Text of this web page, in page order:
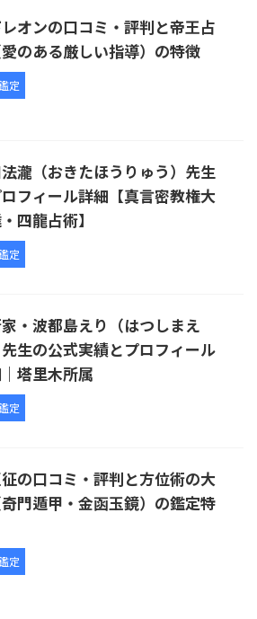
オンの口コミ・評判と帝王占
のある厳しい指導）の特徴
定
瀧（おきたほうりゅう）先生
フィール詳細【真言密教権大
四龍占術】
定
・波都島えり（はつしまえ
生の公式実績とプロフィール
塔里木所属
定
の口コミ・評判と方位術の大
門遁甲・金函玉鏡）の鑑定特
定